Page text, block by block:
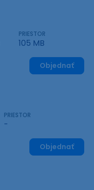
PRIESTOR
105 MB
Objednať
PRIESTOR
-
Objednať